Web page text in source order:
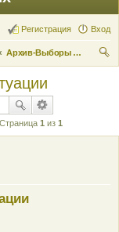
Вход
Регистрация
Архив-Выборы 2017. Наши кандидаты
1 из 1